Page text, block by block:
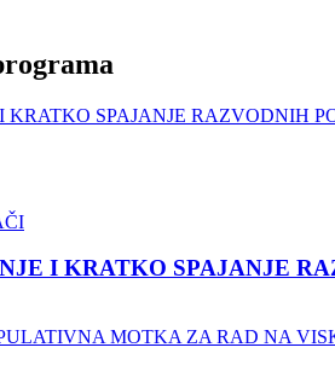
I KRATKO SPAJANJE